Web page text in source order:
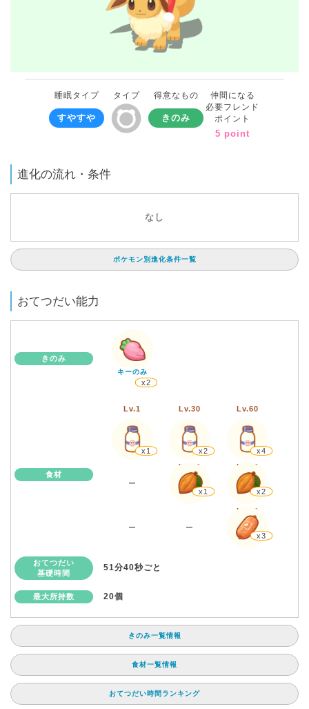
睡眠タイプ
すやすや
タイプ 得意なもの
きのみ
仲間になる
必要フレンド
ポイント
5 point
進化の流れ・条件
なし
ポケモン別進化条件一覧
おてつだい能力
きのみ
キーのみ
x2
食材
Lv.1
x1
Lv.30
x2
Lv.60
x4
ー
Lv.30
x1
Lv.60
x2
ー ー
Lv.60
x3
おてつだい
基礎時間
51分40秒ごと
最大所持数 20個
きのみ一覧情報
食材一覧情報
おてつだい時間ランキング